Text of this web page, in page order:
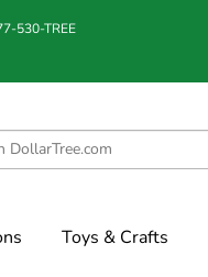
530-TREE
Toys & Crafts